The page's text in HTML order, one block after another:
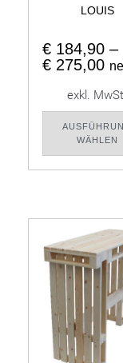
LOUIS
€ 184,90 –
€ 275,00
exkl.
WÄHLEN